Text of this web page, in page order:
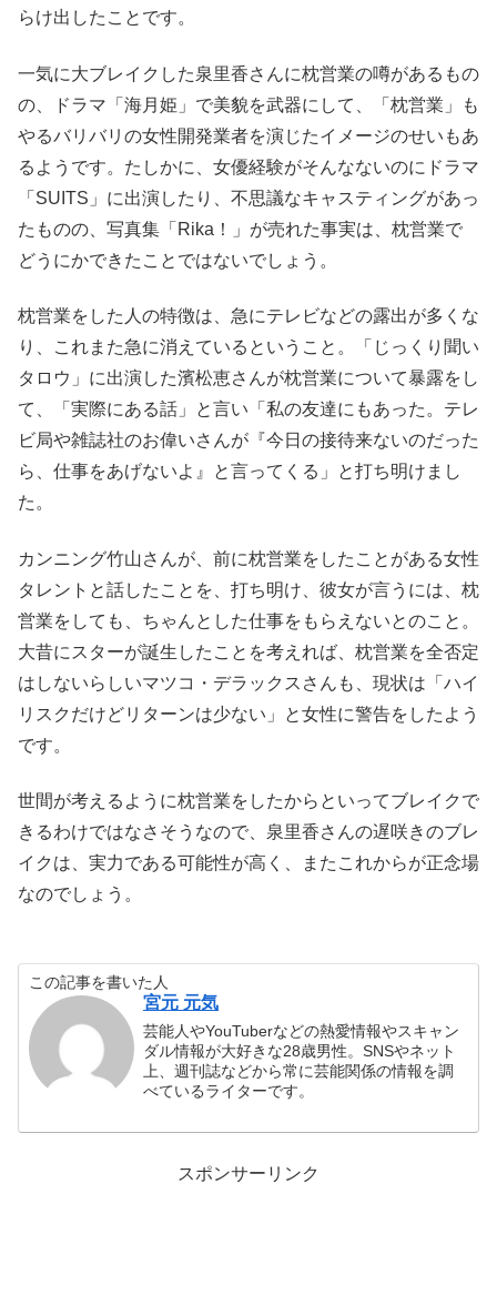
らけ出したことです。
一気に大ブレイクした泉里香さんに枕営業の噂があるもの
の、ドラマ「海月姫」で美貌を武器にして、「枕営業」も
やるバリバリの女性開発業者を演じたイメージのせいもあ
るようです。たしかに、女優経験がそんなないのにドラマ
「SUITS」に出演したり、不思議なキャスティングがあっ
たものの、写真集「Rika！」が売れた事実は、枕営業で
どうにかできたことではないでしょう。
枕営業をした人の特徴は、急にテレビなどの露出が多くな
り、これまた急に消えているということ。「じっくり聞い
タロウ」に出演した濱松恵さんが枕営業について暴露をし
て、「実際にある話」と言い「私の友達にもあった。テレ
ビ局や雑誌社のお偉いさんが『今日の接待来ないのだった
ら、仕事をあげないよ』と言ってくる」と打ち明けまし
た。
カンニング竹山さんが、前に枕営業をしたことがある女性
タレントと話したことを、打ち明け、彼女が言うには、枕
営業をしても、ちゃんとした仕事をもらえないとのこと。
大昔にスターが誕生したことを考えれば、枕営業を全否定
はしないらしいマツコ・デラックスさんも、現状は「ハイ
リスクだけどリターンは少ない」と女性に警告をしたよう
です。
世間が考えるように枕営業をしたからといってブレイクで
きるわけではなさそうなので、泉里香さんの遅咲きのブレ
イクは、実力である可能性が高く、またこれからが正念場
なのでしょう。
この記事を書いた人
宮元 元気
芸能人やYouTuberなどの熱愛情報やスキャン
ダル情報が大好きな28歳男性。SNSやネット
上、週刊誌などから常に芸能関係の情報を調
べているライターです。
スポンサーリンク